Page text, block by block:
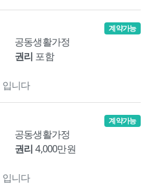
공동생활가정
권리 포함
계약가능
입니다
공동생활가정
권리 4,000만원
계약가능
입니다